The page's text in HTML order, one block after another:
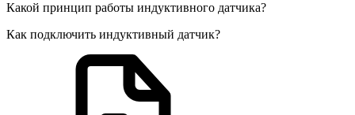
Какой принцип работы индуктивного датчика?
Как подключить индуктивный датчик?